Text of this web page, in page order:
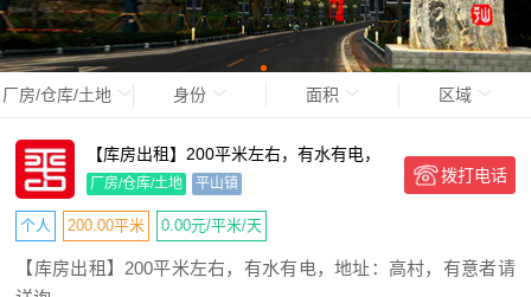
厂房/仓库/土地 身份 面积 区域
【库房出租】200平米左右，有水有电，
地址：高村，有意者请详
厂房/仓库/土地 平山镇 拨打电话
个人 200.00平米 0.00元/平米/天
【库房出租】200平米左右，有水有电，地址：高村，有意者请